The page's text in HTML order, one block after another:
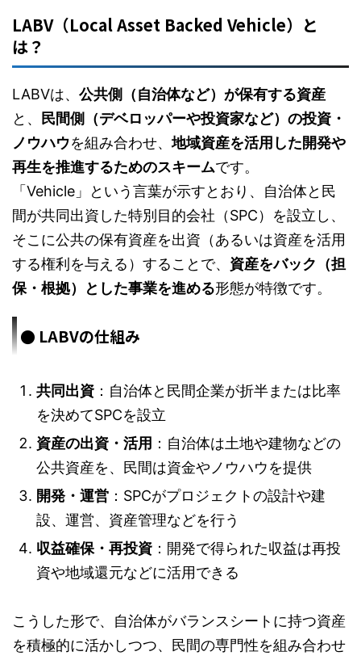
LABV（Local Asset Backed Vehicle）と
は？
LABVは、 公共側（自治体など）が保有する資産
と、
民間側（デベロッパーや投資家など）の投資・
ノウハウを組み合わせ、地域資産を活用した開発や
再生を推進するためのスキームです。
「Vehicle」という言葉が示すとおり、自治体と民
間が共同出資した特別目的会社（SPC）を設立し、
そこに公共の保有資産を出資（あるいは資産を活用
する権利を与える）することで、 資産をバック（担
保・根拠）とした事業を進める形態が特徴です。
● LABVの仕組み
共同出資 ：自治体と民間企業が折半または比率
を決めてSPCを設立
資産の出資・活用 ：自治体は土地や建物などの
公共資産を、民間は資金やノウハウを提供
開発・運営 ：SPCがプロジェクトの設計や建
設、運営、資産管理などを行う
収益確保・再投資 ：開発で得られた収益は再投
資や地域還元などに活用できる
こうした形で、自治体がバランスシートに持つ資産
を積極的に活かしつつ、民間の専門性を組み合わせ